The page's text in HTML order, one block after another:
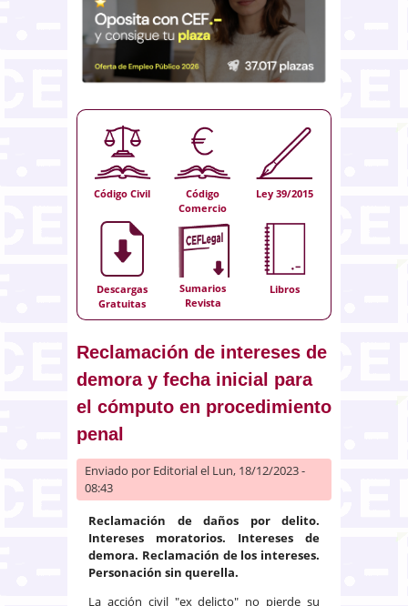
Código Civil
Código
Comercio
Ley 39/2015
Descargas
Gratuitas
Sumarios
Revista
Libros
Reclamación de intereses de
demora y fecha inicial para
el cómputo en procedimiento
penal
Enviado por Editorialel Lun, 18/12/2023 -
08:43
Reclamación de daños por delito.
Intereses moratorios. Intereses de
demora. Reclamación de los intereses.
Personación sin querella.
La acción civil "ex delicto" no pierde su